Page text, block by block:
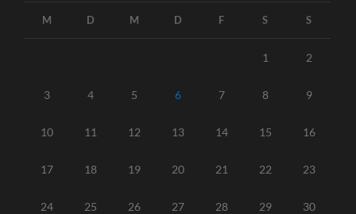
M D M D F S S
1 2
3 4 5 6 7 8 9
10 11 12 13 14 15 16
17 18 19 20 21 22 23
24 25 26 27 28 29 30